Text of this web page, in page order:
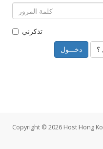
تذكرني
؟
Copyright © 2026 Host Hong